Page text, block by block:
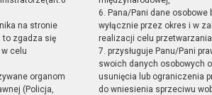
na stronie
to zgadza się
celu
organom
(Policja,
6. Pana/Pani dane osobowe
wyłącznie przez okres i w
realizacji celu
7. przysługuje Panu/Pani
swoich danych osobowych
usunięcia lub ograniczenia
do wniesienia sprzeciwu